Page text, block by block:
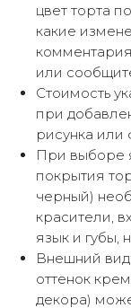
цвет торта
какие
или
Стоимость
при
рисунка или
При выборе
покрытия
черный)
красители,
язык и губы,
Внешний вид
оттенок
декора)